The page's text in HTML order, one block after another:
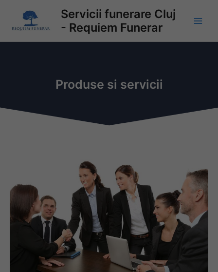
content
Servicii funerare Cluj
- Requiem Funerar
Produse si servicii